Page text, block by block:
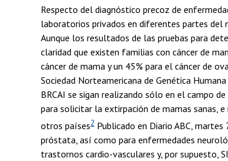
Respecto del diagnóstico precoz de
laboratorios privados en diferentes partes del
Aunque los resultados de las pruebas para
claridad que existen familias con cáncer de
cáncer de mama y un 45% para el cáncer de
Sociedad Norteamericana de Genética
BRCAI se sigan realizando sólo en el campo
para solicitar la extirpación de mamas sanas,
otros países2 Publicado en Diario ABC,
próstata, así como para enfermedades
trastornos cardio-vasculares y, por supuesto,